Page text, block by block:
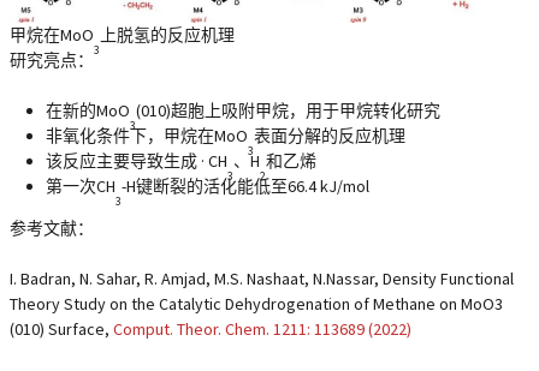
甲烷在MoO
3
上脱氢的反应机理
研究亮点：
在新的MoO
3
(010)超胞上吸附甲烷，用于甲烷转化研究
非氧化条件下，甲烷在MoO
3
表面分解的反应机理
该反应主要导致生成 · CH
3
、H
2
和乙烯
第一次CH
3
-H键断裂的活化能低至66.4 kJ/mol
参考文献：
I. Badran, N. Sahar, R. Amjad, M.S. Nashaat, N.Nassar, Density Functional
Theory Study on the Catalytic Dehydrogenation of Methane on MoO3
(010) Surface, Comput. Theor. Chem. 1211: 113689 (2022)